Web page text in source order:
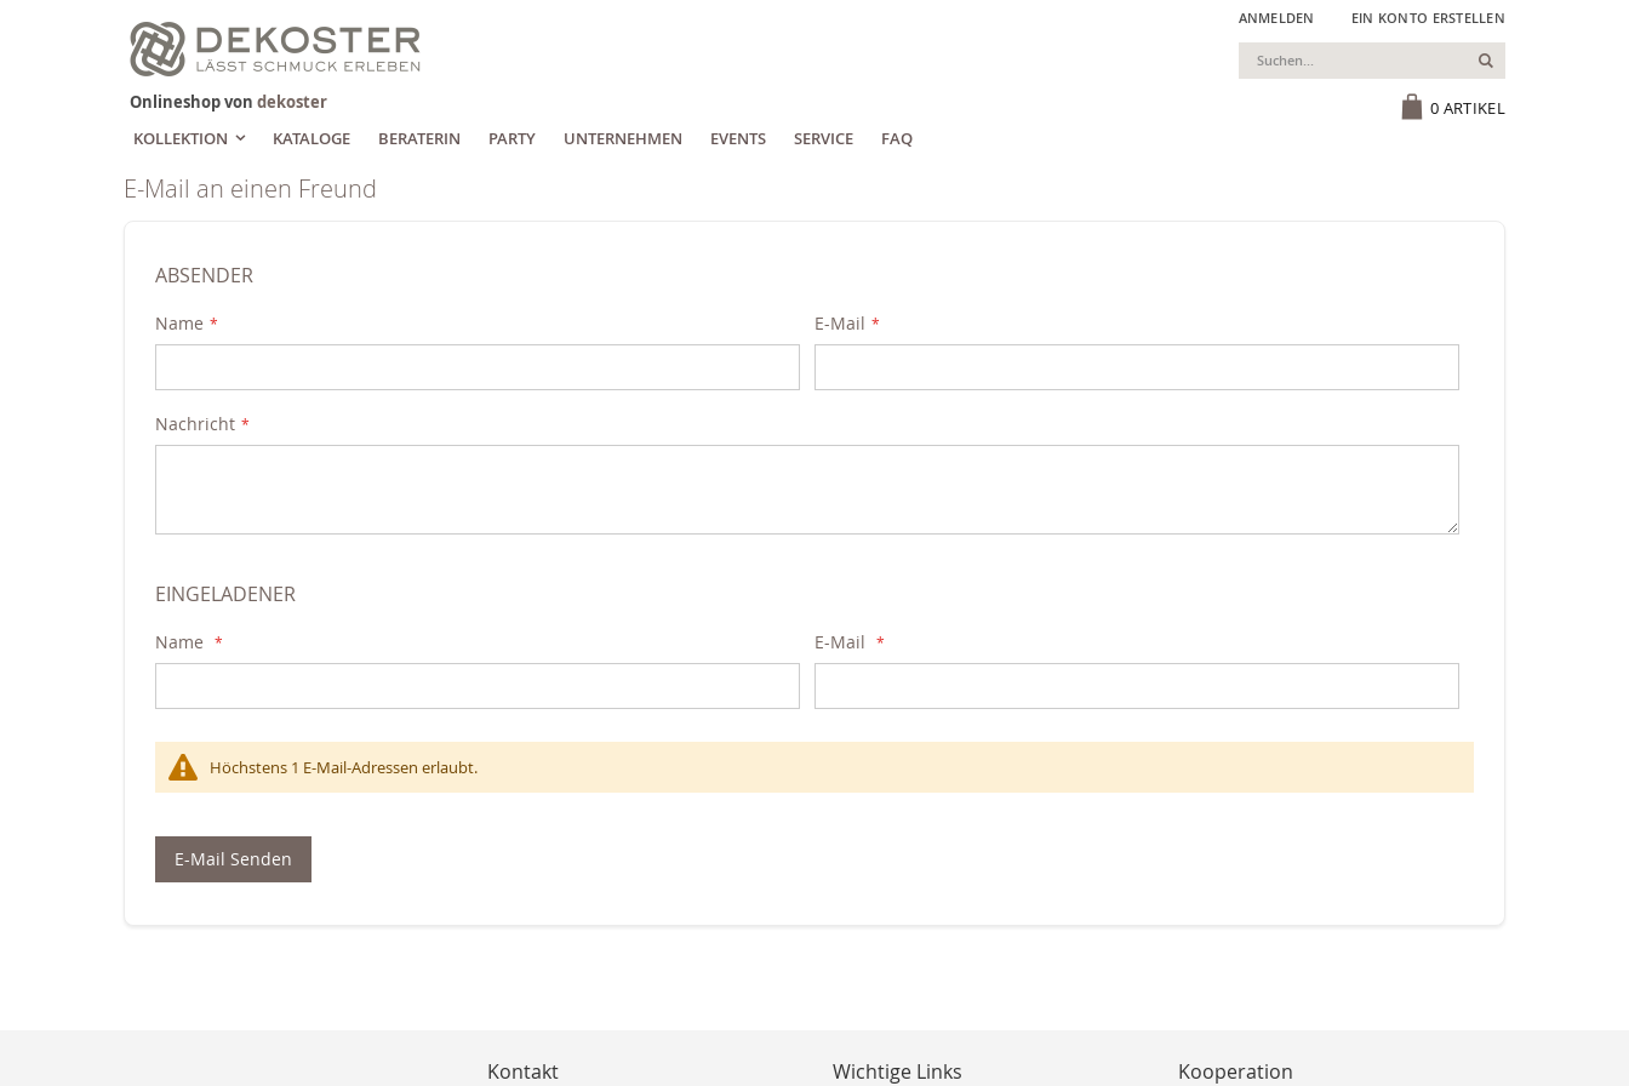
Zum
Inhalt
springen
ANMELDEN EIN KONTO ERSTELLEN
0 ARTIKEL
Suchen
Onlineshop von dekoster
KOLLEKTION
KATALOGE BERATERIN PARTY UNTERNEHMEN EVENTS SERVICE FAQ
E-Mail an einen Freund
ABSENDER
Name E-Mail
Nachricht
EINGELADENER
Name E-Mail
Höchstens 1 E-Mail-Adressen erlaubt.
E-Mail Senden
Kontakt Wichtige Links Kooperation